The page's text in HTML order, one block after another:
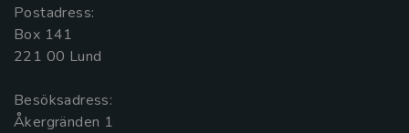
Postadress:
Box 141
221 00 Lund
Besöksadress:
Åkergränden 1